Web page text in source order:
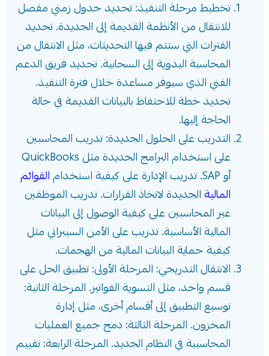
تخطيط مرحلة التنفيذ: تحديد جدول زمني مفصل
للانتقال من الأنظمة القديمة إلى الجديدة. تحديد
الفترات التي ستتم فيها التحديثات، مثل الانتقال من
المحاسبة اليدوية إلى السحابية. تحديد فريق الدعم
الفني الذي سيوفر مساعدة خلال فترة التنفيذ.
تحديد خطة للاحتفاظ بالبيانات القديمة في حالة
الحاجة إليها.
التدريب على الحلول الجديدة: تدريب المحاسبين
على استخدام البرامج الجديدة مثل QuickBooks
أو SAP. تدريب الإدارة على كيفية استخدام
القوائم
المالية الجديدة لاتخاذ القرارات. تدريب الموظفين
غير المحاسبين على كيفية الوصول إلى البيانات
المالية الأساسية. تدريب على الأمن السيبراني مثل
كيفية حماية البيانات المالية من الهجمات.
الانتقال التدريجي: المرحلة الأولى: تطبيق الحل على
قسم واحد، مثل التسوية الفواتير. المرحلة الثانية:
توسيع التطبيق إلى أقسام أخرى، مثل إدارة
المخزون. المرحلة الثالثة: دمج جميع العمليات
المحاسبية في النظام الجديد. المرحلة الرابعة: تقييم